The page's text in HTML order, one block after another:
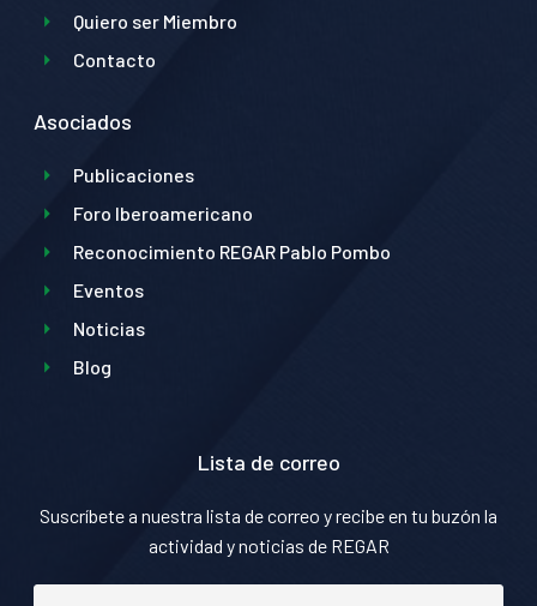
Quiero ser Miembro
Contacto
Asociados
Publicaciones
Foro Iberoamericano
Reconocimiento REGAR Pablo Pombo
Eventos
Noticias
Blog
Lista de correo
Suscríbete a nuestra lista de correo y recibe en tu buzón la
actividad y noticias de REGAR